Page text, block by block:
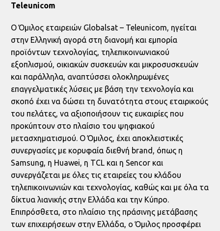
Teleunicom
Ο Όμιλος εταιρειών Globalsat – Teleunicom, ηγείται
στην Ελληνική αγορά στη διανομή και εμπορία
προϊόντων τεχνολογίας, τηλεπικοινωνιακού
εξοπλισμού, οικιακών συσκευών και μικροσυσκευών
και παράλληλα, αναπτύσσει ολοκληρωμένες
επαγγελματικές λύσεις με βάση την τεχνολογία και
σκοπό έχει να δώσει τη δυνατότητα στους εταιρικούς
του πελάτες, να αξιοποιήσουν τις ευκαιρίες που
προκύπτουν στο πλαίσιο του ψηφιακού
μετασχηματισμού. Ο Όμιλος, έχει αποκλειστικές
συνεργασίες με κορυφαία διεθνή brand, όπως η
Samsung, η Huawei, η TCL και η Sencor και
συνεργάζεται με όλες τις εταιρείες του κλάδου
τηλεπικοινωνιών και τεχνολογίας, καθώς και με όλα τα
δίκτυα λιανικής στην Ελλάδα και την Κύπρο.
Επιπρόσθετα, στο πλαίσιο της πράσινης μετάβασης
των επιχειρήσεων στην Ελλάδα, ο Όμιλος προσφέρει